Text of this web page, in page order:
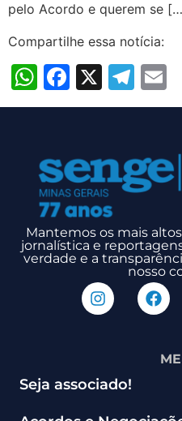
pelo Acordo e querem se
Compartilhe essa notícia:
WhatsApp
Facebook
X
Mantemos os mais
jornalística e
verdade e a
nosso
Seja associado!